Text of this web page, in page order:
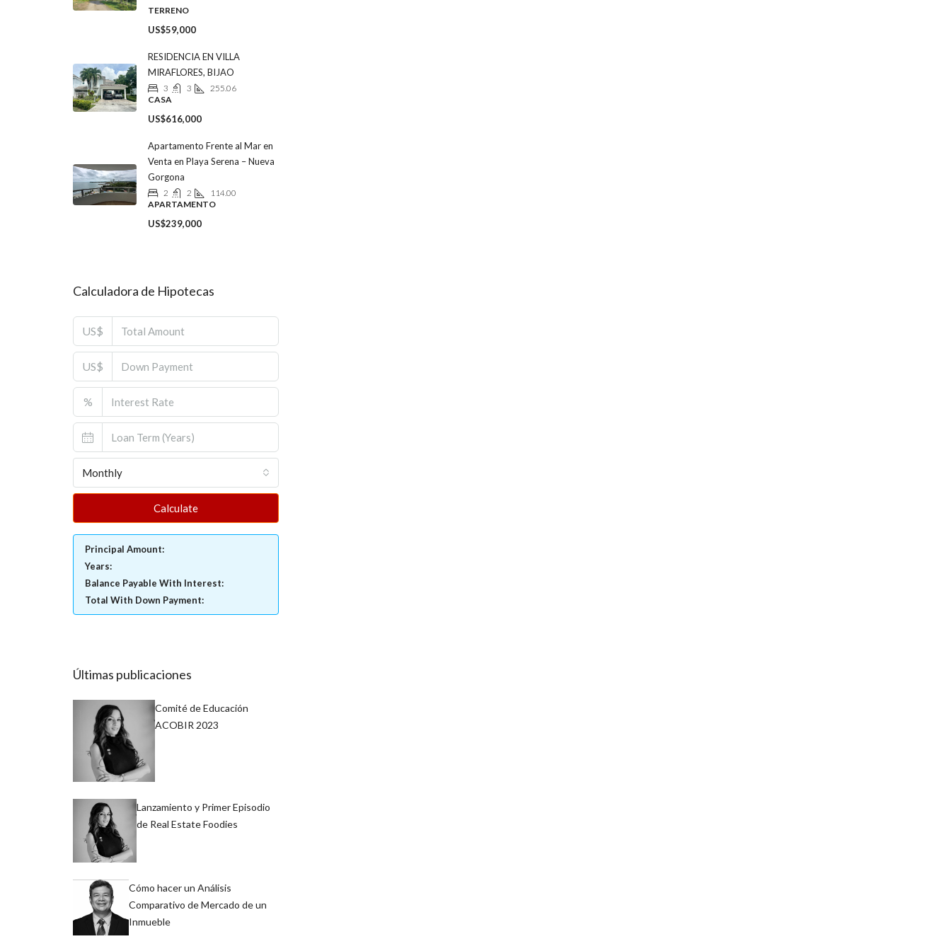
TERRENO
US$59,000
RESIDENCIA EN VILLA
MIRAFLORES, BIJAO
3 3
255.06
CASA
US$616,000
Apartamento Frente al Mar en
Venta en Playa Serena – Nueva
Gorgona
2 2
114.00
APARTAMENTO
US$239,000
Calculadora de Hipotecas
US$
US$
%
Monthly
Calculate
Principal Amount:
Years:
Balance Payable With Interest:
Total With Down Payment:
Últimas publicaciones
Comité de Educación
ACOBIR 2023
Lanzamiento y Primer Episodio
de Real Estate Foodies
Cómo hacer un Análisis
Comparativo de Mercado de un
Inmueble